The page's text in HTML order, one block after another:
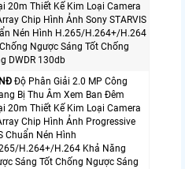
20m Thiết Kế Kim Loại Camera
Chip Hình Ảnh Sony STARVIS
Nén Hình H.265/H.264+/H.264
Ngược Sáng Tốt Chống
DWDR 130db
Độ Phân Giải 2.0 MP Công
Bị Thu Âm Xem Ban Đêm
20m Thiết Kế Kim Loại Camera
Chip Hình Ảnh Progressive
Chuẩn Nén Hình
H.264+/H.264 Khả Năng
Sáng Tốt Chống Ngược Sáng